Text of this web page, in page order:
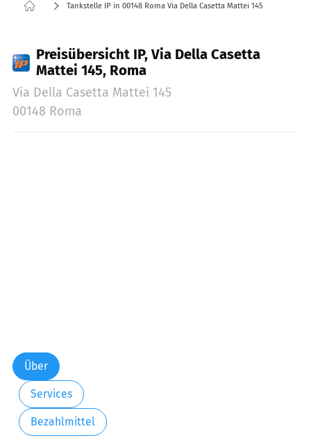
Tankstelle IP in 00148 Roma Via Della Casetta Mattei 145
Preisübersicht IP, Via Della Casetta
Mattei 145, Roma
Via Della Casetta Mattei 145
00148 Roma
Über
Services
Bezahlmittel